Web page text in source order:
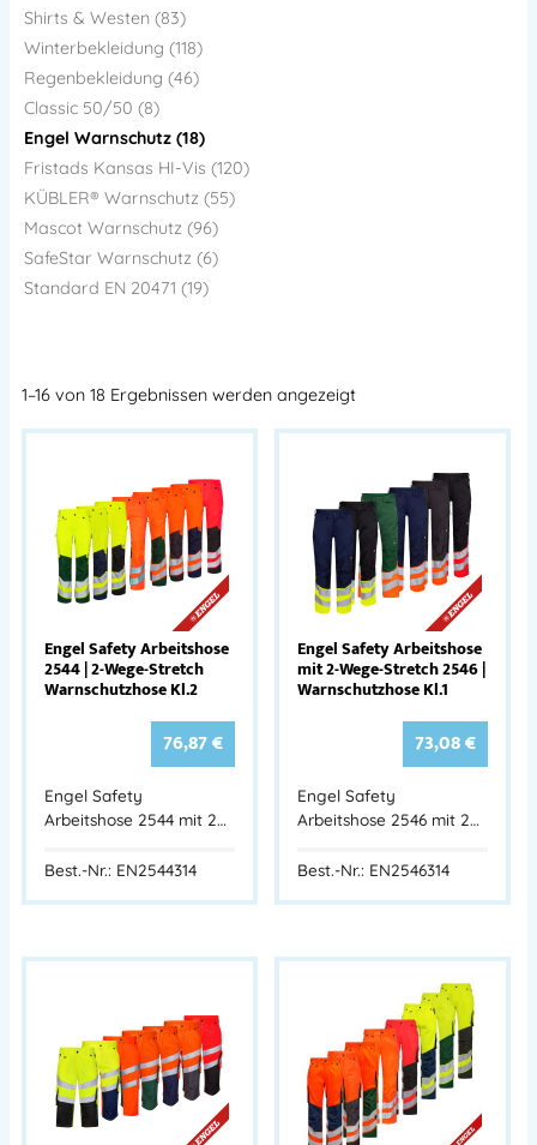
Shirts & Westen (83)
Winterbekleidung (118)
Regenbekleidung (46)
Classic 50/50 (8)
Engel Warnschutz (18)
Fristads Kansas HI-Vis (120)
KÜBLER® Warnschutz (55)
Mascot Warnschutz (96)
SafeStar Warnschutz (6)
Standard EN 20471 (19)
1–16 von 18 Ergebnissen werden angezeigt
Engel Safety Arbeitshose
2544 | 2-Wege-Stretch
Warnschutzhose Kl.2
76,87€
Engel Safety
Arbeitshose 2544 mit 2…
Best.-Nr.: EN2544314
Engel Safety Arbeitshose
mit 2-Wege-Stretch 2546 |
Warnschutzhose Kl.1
73,08€
Engel Safety
Arbeitshose 2546 mit 2…
Best.-Nr.: EN2546314